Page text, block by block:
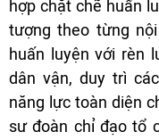
hợp chặt chẽ huấn
tượng theo từng
huấn luyện với rèn
dân vận, duy trì
năng lực toàn diện
sư đoàn chỉ đạo tổ